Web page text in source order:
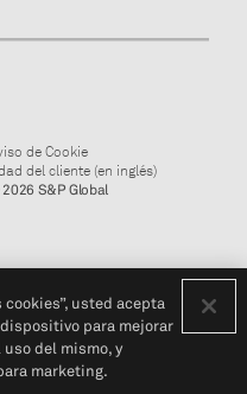
de Cookie
del cliente (en inglés)
S&P Global
usted acepta
para mejorar
del mismo, y
marketing.